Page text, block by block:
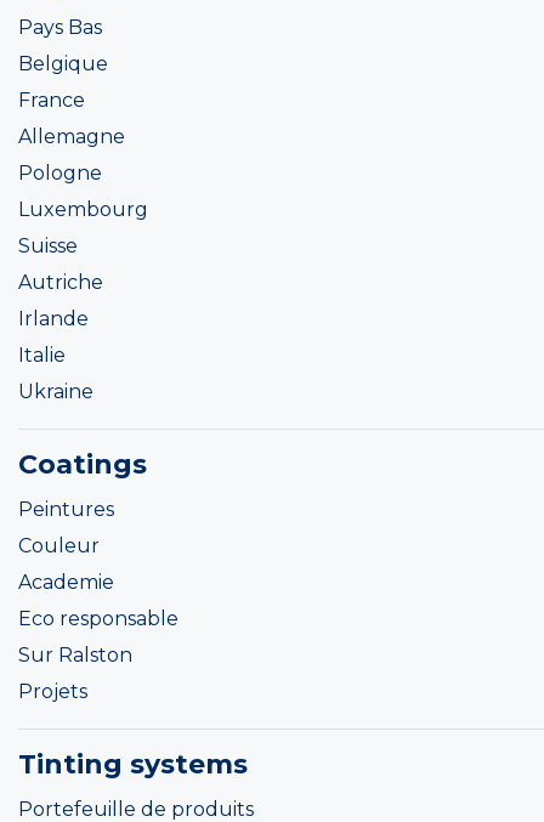
Pays Bas
Belgique
France
Allemagne
Pologne
Luxembourg
Suisse
Autriche
Irlande
Italie
Ukraine
Coatings
Peintures
Couleur
Academie
Eco responsable
Sur Ralston
Projets
Tinting systems
Portefeuille de produits